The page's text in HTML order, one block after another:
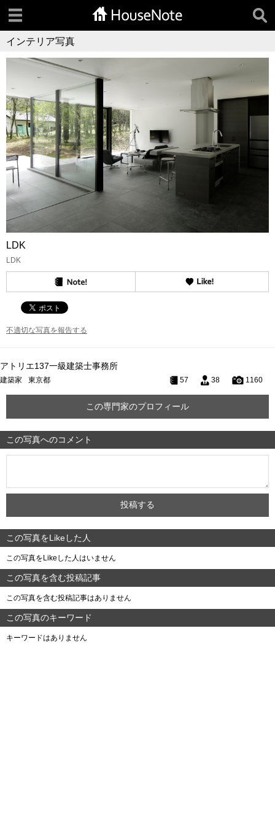
インテリア写真
LDK
LDK
不適切な写真を報告する
アトリエ137一級建築士事務所
建築家 東京都 57 38 1160
この専門家のプロフィール
この写真へのコメント
この写真をLikeした人
この写真をLikeした人はいません
この写真を含む投稿記事
この写真を含む投稿記事はありません
この写真のキーワード
キーワードはありません